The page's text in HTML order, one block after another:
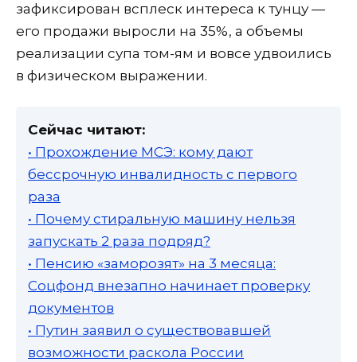
зафиксирован всплеск интереса к тунцу —
его продажи выросли на 35%, а объемы
реализации супа том-ям и вовсе удвоились
в физическом выражении.
Сейчас читают:
• Прохождение МСЭ: кому дают
бессрочную инвалидность с первого
раза
• Почему стиральную машину нельзя
запускать 2 раза подряд?
• Пенсию «заморозят» на 3 месяца:
Соцфонд внезапно начинает проверку
документов
• Путин заявил о существовавшей
возможности раскола России